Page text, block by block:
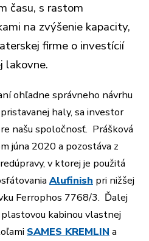
času, s rastom
na zvýšenie kapacity,
firme o investícií
lakovne.
ohľadne správneho návrhu
haly, sa investor
našu spoločnosť. Prášková
júna 2020 a pozostáva z
v ktorej je použitá
Alufinish pri nižšej
Ferrophos 7768/3. Ďalej
plastovou kabinou vlastnej
SAMES KREMLIN a